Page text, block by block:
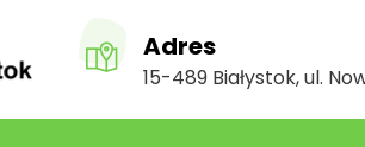
Adres
15-489 Białystok, ul.